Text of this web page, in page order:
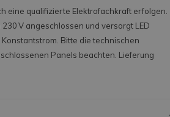
eine qualifizierte Elektrofachkraft erfolgen.
V angeschlossen und versorgt LED
Bitte die technischen
Panels beachten. Lieferung